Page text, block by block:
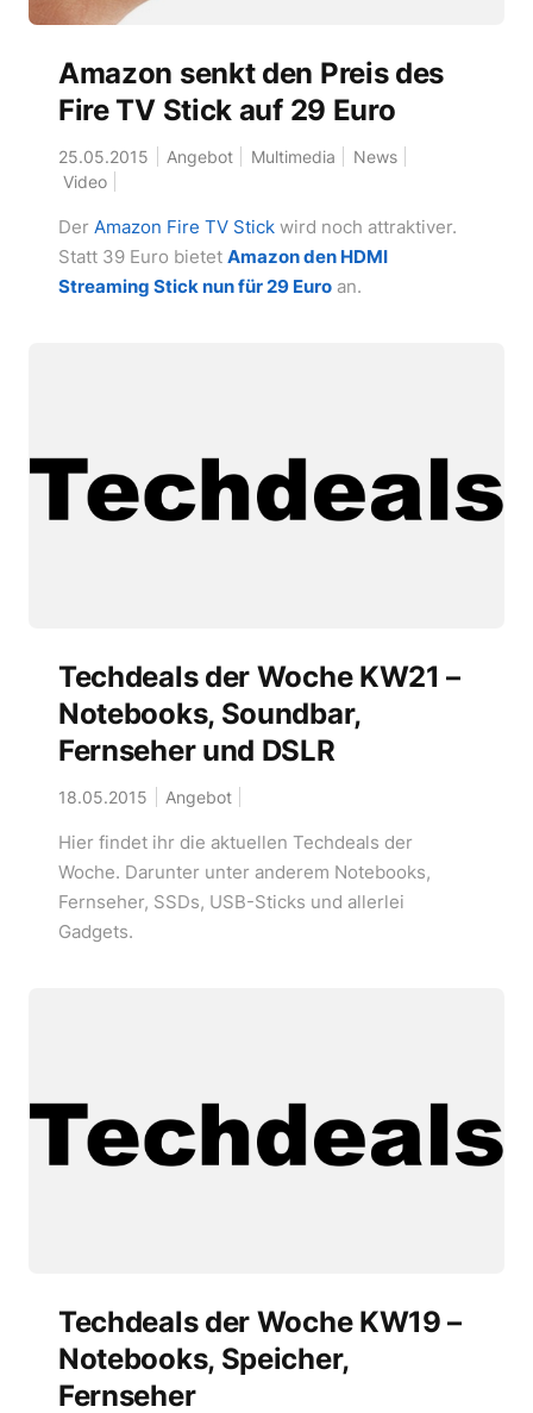
Amazon senkt den Preis des
Fire TV Stick auf 29 Euro
25.05.2015 Angebot Multimedia
News
Video
Der Amazon Fire TV Stickwird noch attraktiver.
Statt 39 Euro bietet Amazon den HDMI
Streaming Stick nun für 29 Euroan.
Techdeals der Woche KW21 –
Notebooks, Soundbar,
Fernseher und DSLR
18.05.2015 Angebot
Hier findet ihr die aktuellen Techdeals der
Woche. Darunter unter anderem Notebooks,
Fernseher, SSDs, USB-Sticks und allerlei
Gadgets.
Techdeals der Woche KW19 –
Notebooks, Speicher,
Fernseher